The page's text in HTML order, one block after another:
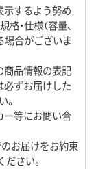
示するよう努め
・仕様（容量、
場合がございま
商品情報の表記
必ずお届けした
ー等にお問い合
のお届けをお約束
さい。